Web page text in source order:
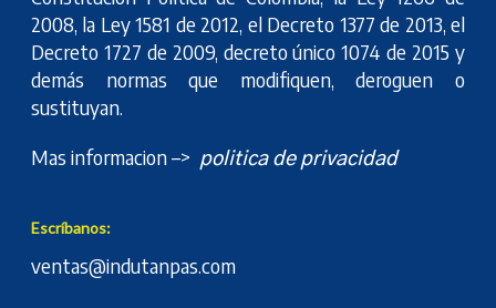
2008, la Ley 1581 de 2012, el Decreto 1377 de 2013, el
Decreto 1727 de 2009, decreto único 1074 de 2015 y
demás normas que modifiquen, deroguen o
sustituyan.
Mas informacion –> politica de privacidad
Escríbanos:
ventas@indutanpas.com